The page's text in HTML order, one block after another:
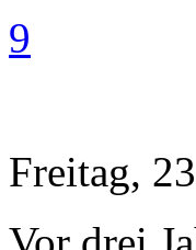
9
Freitag,